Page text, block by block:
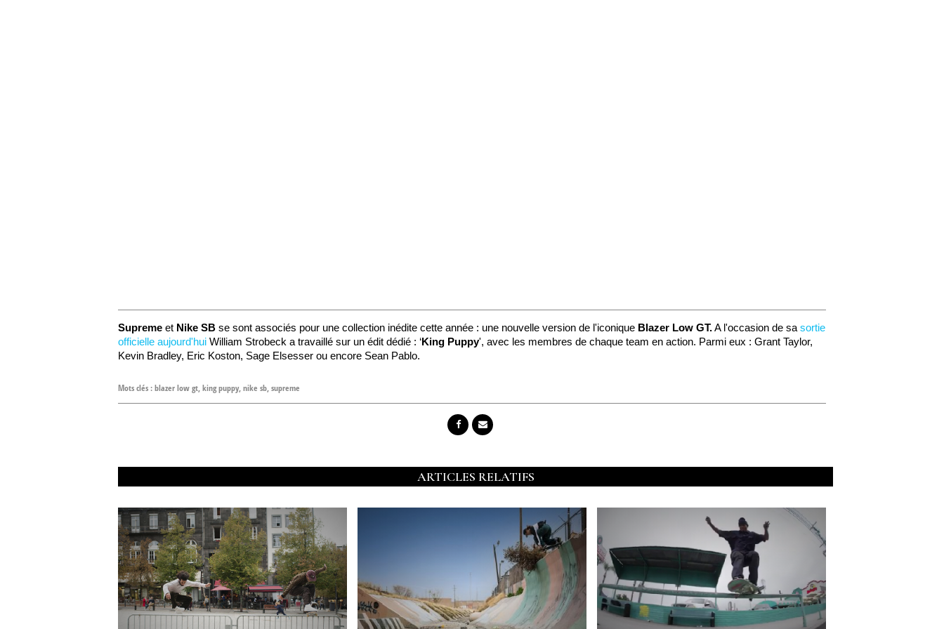
Supreme et Nike SB se sont associés pour une collection inédite cette année : une nouvelle version de l'iconique Blazer Low GT.A l'occasion de sa sortie
officielle aujourd'hui William Strobeck a travaillé sur un édit dédié : ‘King Puppy', avec les membres de chaque team en action. Parmi eux : Grant Taylor,
Kevin Bradley, Eric Koston, Sage Elsesser ou encore Sean Pablo.
Mots clés :blazer low gt,king puppy,nike sb,supreme
ARTICLES RELATIFS